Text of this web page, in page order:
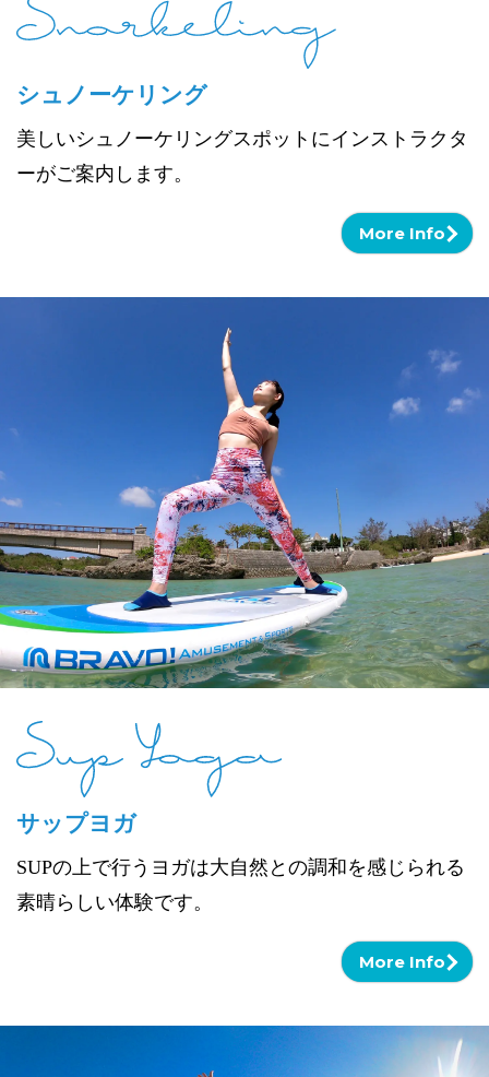
シュノーケリング
美しいシュノーケリングスポットにインストラクタ
ーがご案内します。
More Info
サップヨガ
SUPの上で行うヨガは大自然との調和を感じられる
素晴らしい体験です。
More Info